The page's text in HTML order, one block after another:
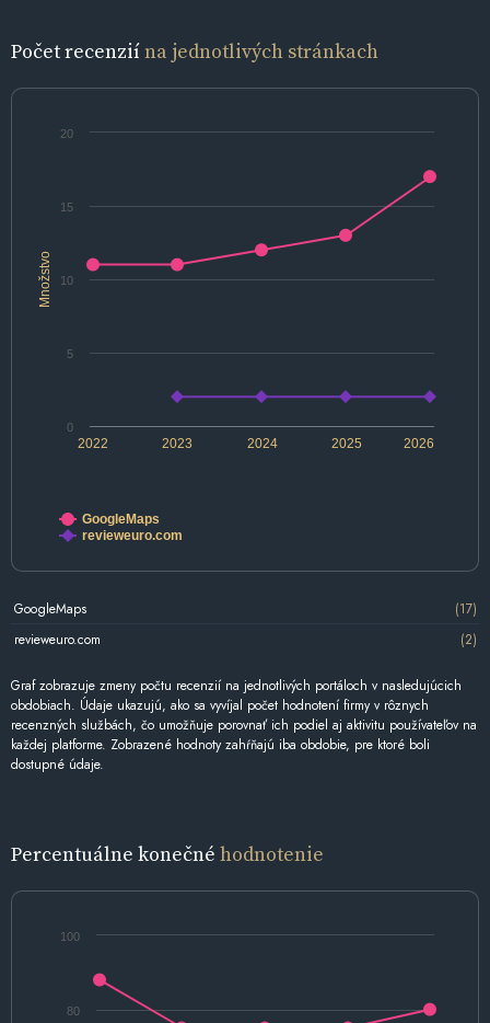
Počet recenziína jednotlivých stránkach
Množstvo
2022 2024 2026
2023 2025
0
5
10
15
20
GoogleMaps
revieweuro.com
GoogleMaps
(17)
revieweuro.com
(2)
Graf zobrazuje zmeny počtu recenzií na jednotlivých portáloch v nasledujúcich
obdobiach. Údaje ukazujú, ako sa vyvíjal počet hodnotení firmy v rôznych
recenzných službách, čo umožňuje porovnať ich podiel aj aktivitu používateľov na
každej platforme. Zobrazené hodnoty zahŕňajú iba obdobie, pre ktoré boli
dostupné údaje.
Percentuálne konečné hodnotenie
80
100